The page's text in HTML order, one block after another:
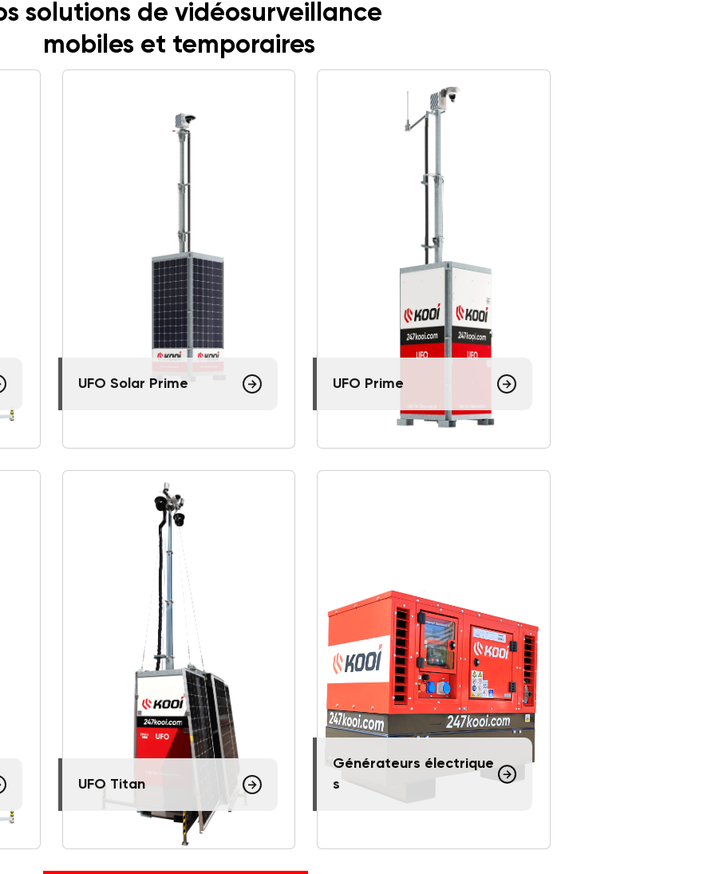
solutions de vidéosurveillance
mobiles et temporaires
UFO Solar Prime UFO Prime
UFO Titan
Générateurs électrique
s